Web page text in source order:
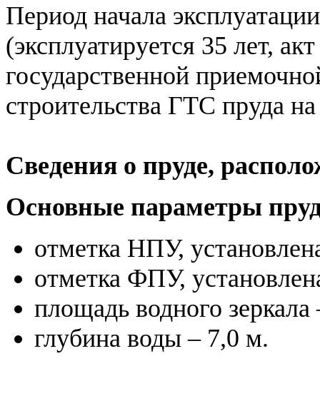
Период начала
(эксплуатируется 35 лет,
государственной
строительства ГТС пруда
Сведения о пруде,
Основные параметры
отметка НПУ,
отметка ФПУ,
площадь водного
глубина воды – 7,0 м.